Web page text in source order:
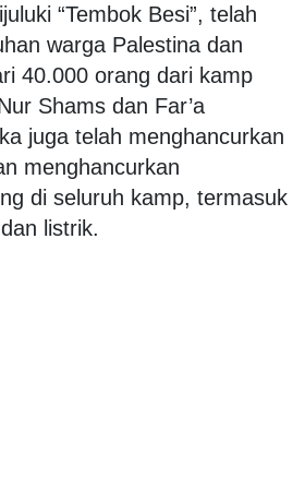
“Tembok Besi”, telah
warga Palestina dan
40.000 orang dari kamp
Shams dan Far’a
juga telah menghancurkan
menghancurkan
di seluruh kamp, ​​​​termasuk
listrik.